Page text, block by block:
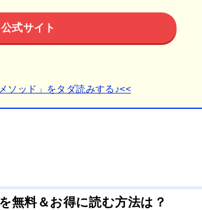
式サイト
ソッド」をタダ読みする♪<<
無料＆お得に読む方法は？